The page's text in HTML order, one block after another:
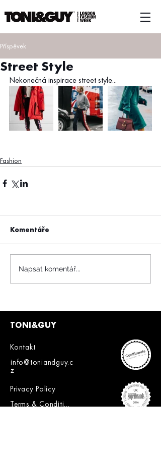
Příspěvek
Street Style
Nekonečná inspirace street style...
Fashion
Komentáře
Napsat komentář...
TONI&GUY
Kontakt
info@toniandguy.c
z
Privacy Policy
Terms & Conditions